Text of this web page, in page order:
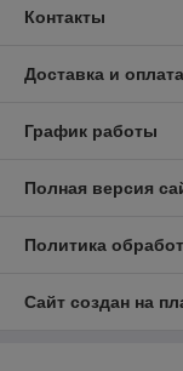
Контакты
Доставка и оплата
График работы
Полная версия
Политика
Сайт создан на